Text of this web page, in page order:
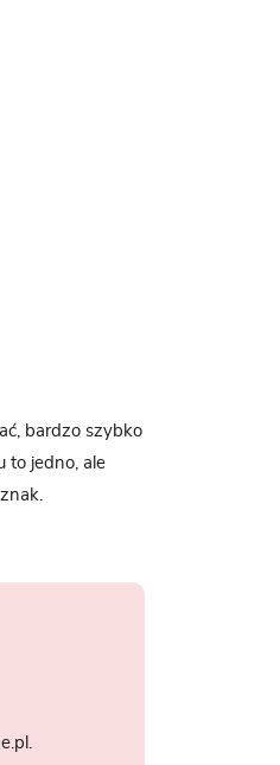
bardzo szybko
to jedno, ale